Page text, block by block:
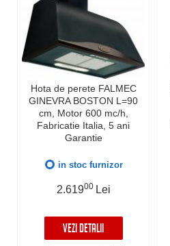
Hota de perete FALMEC
GINEVRA BOSTON L=90
cm, Motor 600 mc/h,
Fabricatie Italia, 5 ani
Garantie
in stoc furnizor
2.61900 Lei
VEZI DETALII